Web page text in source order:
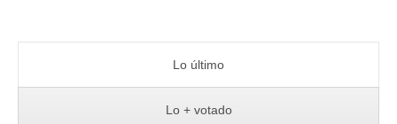
Lo último
Lo + votado